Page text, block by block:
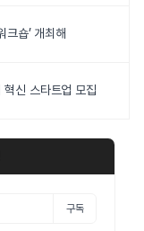
크숍’ 개최해
혁신 스타트업 모집
구독